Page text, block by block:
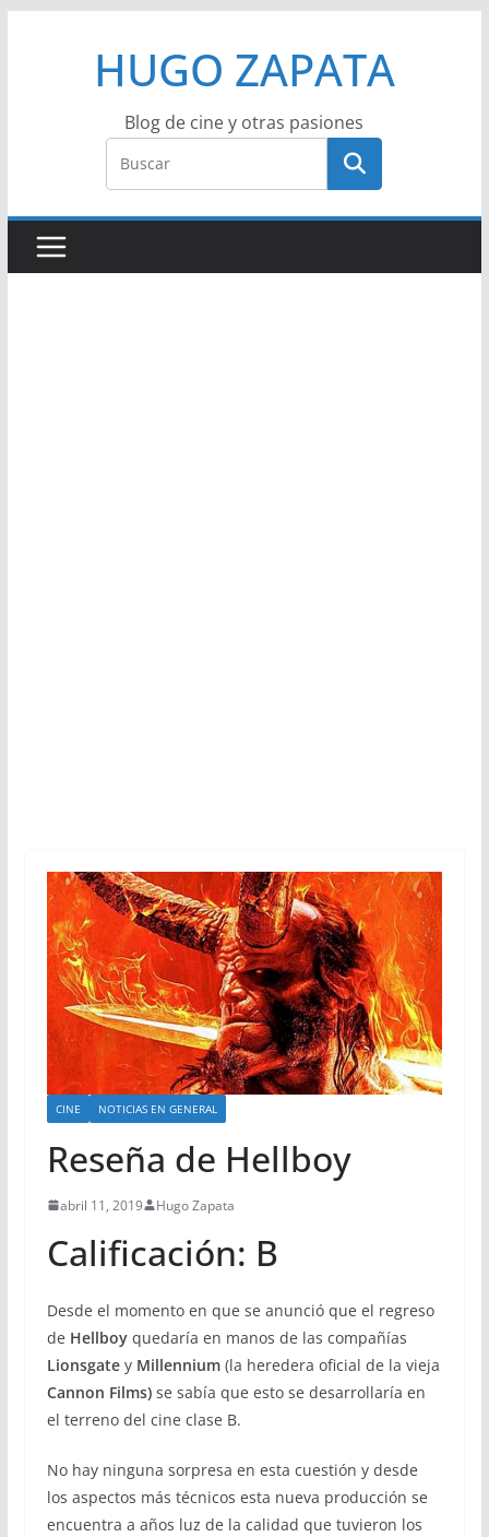
HUGO ZAPATA
Blog de cine y otras pasiones
CINE NOTICIAS EN GENERAL
Reseña de Hellboy
abril 11, 2019 Hugo Zapata
Calificación: B
Desde el momento en que se anunció que el regreso
de Hellboyquedaría en manos de las compañías
Lionsgatey Millennium(la heredera oficial de la vieja
Cannon Films)se sabía que esto se desarrollaría en
el terreno del cine clase B.
No hay ninguna sorpresa en esta cuestión y desde
los aspectos más técnicos esta nueva producción se
encuentra a años luz de la calidad que tuvieron los